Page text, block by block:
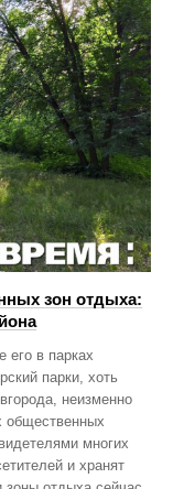
зон отдыха:
его в парках
парки, хоть
неизменно
общественных
многих
и хранят